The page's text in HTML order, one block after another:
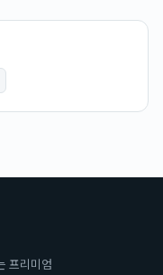
프리미엄